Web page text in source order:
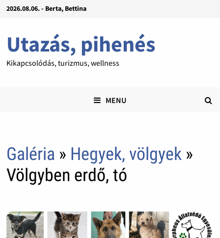
2026.08.06. - Berta, Bettina
Utazás, pihenés
Kikapcsolódás, turizmus, wellness
MENU
Galéria » Hegyek, völgyek»
Völgyben erdő, tó